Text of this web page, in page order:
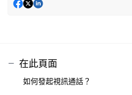
在此頁面
如何發起視訊通話？